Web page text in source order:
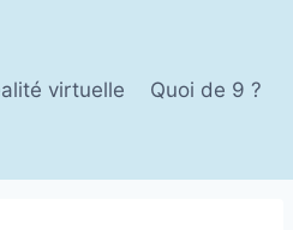
virtuelle Quoi de 9 ?